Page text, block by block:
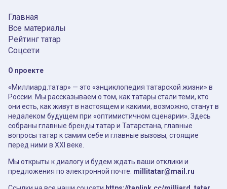
Главная
Все материалы
Рейтинг татар
Соцсети
О проекте
«Миллиард.татар» — это «энциклопедия татарской жизни» в
России. Мы рассказываем о том, как татары стали теми, кто
они есть, как живут в настоящем и какими, возможно, станут в
недалеком будущем при «оптимистичном сценарии». Здесь
собраны главные бренды татар и Татарстана, главные
вопросы татар к самим себе и главные вызовы, стоящие
перед ними в XXI веке.
Мы открыты к диалогу и будем ждать ваши отклики и
предложения по электронной почте: millitatar@mail.ru